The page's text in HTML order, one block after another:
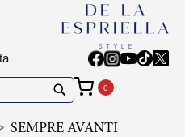
SEMPRE AVANTI